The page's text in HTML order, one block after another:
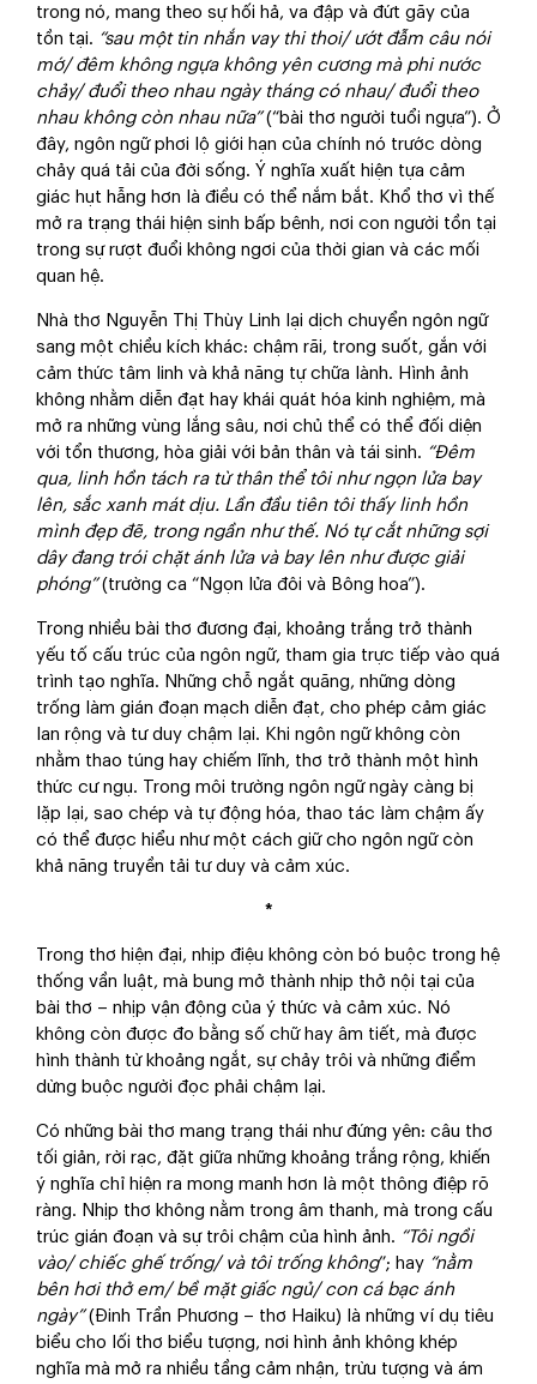
trong nó, mang theo sự hối hả, va đập và đứt gãy của
tồn tại. “sau một tin nhắn vay thi thoi/ ướt đẫm câu nói
mớ/ đêm không ngựa không yên cương mà phi nước
chảy/ đuổi theo nhau ngày tháng có nhau/ đuổi theo
nhau không còn nhau nữa”(“bài thơ người tuổi ngựa”). Ở
đây, ngôn ngữ phơi lộ giới hạn của chính nó trước dòng
chảy quá tải của đời sống. Ý nghĩa xuất hiện tựa cảm
giác hụt hẫng hơn là điều có thể nắm bắt. Khổ thơ vì thế
mở ra trạng thái hiện sinh bấp bênh, nơi con người tồn tại
trong sự rượt đuổi không ngơi của thời gian và các mối
quan hệ.
Nhà thơ Nguyễn Thị Thùy Linh lại dịch chuyển ngôn ngữ
sang một chiều kích khác: chậm rãi, trong suốt, gắn với
cảm thức tâm linh và khả năng tự chữa lành. Hình ảnh
không nhằm diễn đạt hay khái quát hóa kinh nghiệm, mà
mở ra những vùng lắng sâu, nơi chủ thể có thể đối diện
với tổn thương, hòa giải với bản thân và tái sinh. “Đêm
qua, linh hồn tách ra từ thân thể tôi như ngọn lửa bay
lên, sắc xanh mát dịu. Lần đầu tiên tôi thấy linh hồn
mình đẹp đẽ, trong ngần như thế. Nó tự cắt những sợi
dây đang trói chặt ánh lửa và bay lên như được giải
phóng”(trường ca “Ngọn lửa đôi và Bông hoa”).
Trong nhiều bài thơ đương đại, khoảng trắng trở thành
yếu tố cấu trúc của ngôn ngữ, tham gia trực tiếp vào quá
trình tạo nghĩa. Những chỗ ngắt quãng, những dòng
trống làm gián đoạn mạch diễn đạt, cho phép cảm giác
lan rộng và tư duy chậm lại. Khi ngôn ngữ không còn
nhằm thao túng hay chiếm lĩnh, thơ trở thành một hình
thức cư ngụ. Trong môi trường ngôn ngữ ngày càng bị
lặp lại, sao chép và tự động hóa, thao tác làm chậm ấy
có thể được hiểu như một cách giữ cho ngôn ngữ còn
khả năng truyền tải tư duy và cảm xúc.
*
Trong thơ hiện đại, nhịp điệu không còn bó buộc trong hệ
thống vần luật, mà bung mở thành nhịp thở nội tại của
bài thơ – nhịp vận động của ý thức và cảm xúc. Nó
không còn được đo bằng số chữ hay âm tiết, mà được
hình thành từ khoảng ngắt, sự chảy trôi và những điểm
dừng buộc người đọc phải chậm lại.
Có những bài thơ mang trạng thái như đứng yên: câu thơ
tối giản, rời rạc, đặt giữa những khoảng trắng rộng, khiến
ý nghĩa chỉ hiện ra mong manh hơn là một thông điệp rõ
ràng. Nhịp thơ không nằm trong âm thanh, mà trong cấu
trúc gián đoạn và sự trôi chậm của hình ảnh. “Tôi ngồi
vào/ chiếc ghế trống/ và tôi trống không”; hay “nằm
bên hơi thở em/ bề mặt giấc ngủ/ con cá bạc ánh
ngày”(Đinh Trần Phương – thơ Haiku) là những ví dụ tiêu
biểu cho lối thơ biểu tượng, nơi hình ảnh không khép
nghĩa mà mở ra nhiều tầng cảm nhận, trừu tượng và ám